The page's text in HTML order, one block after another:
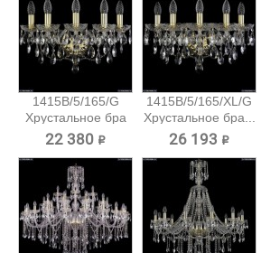
1415B/5/165/G
Хрустальное бра
Bohemia...
22 380 ₽
1415B/5/165/XL/G
Хрустальное бра...
26 193 ₽